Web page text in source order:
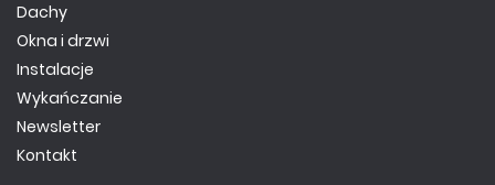
Dachy
Okna i drzwi
Instalacje
Wykańczanie
Newsletter
Kontakt